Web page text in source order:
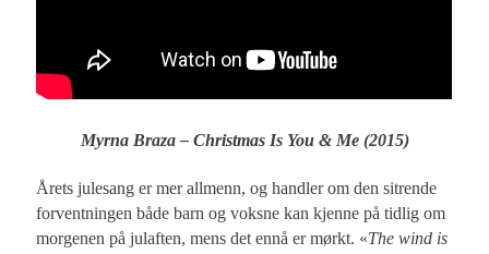
Myrna Braza – Christmas Is You & Me (2015)
Årets julesang er mer allmenn, og handler om den sitrende
forventningen både barn og voksne kan kjenne på tidlig om
morgenen på julaften, mens det ennå er mørkt. «The wind is